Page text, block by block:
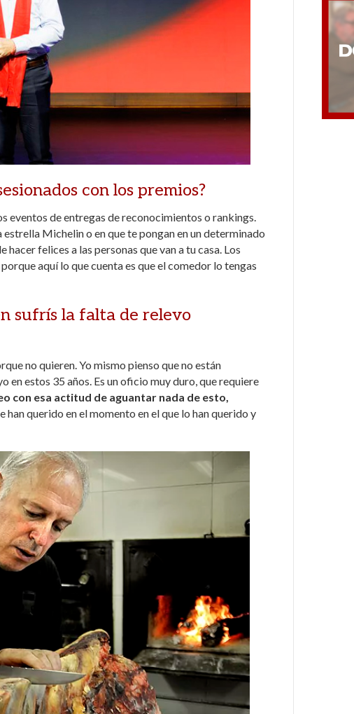
con los premios?
eventos de entregas de reconocimientos o rankings.
Michelin o en que te pongan en un determinado
felices a las personas que van a tu casa. Los
aquí lo que cuenta es que el comedor lo tengas
sufrís la falta de relevo
no quieren. Yo mismo pienso que no están
estos 35 años. Es un oficio muy duro, que requiere
con esa actitud de aguantar nada de esto,
querido en el momento en el que lo han querido y